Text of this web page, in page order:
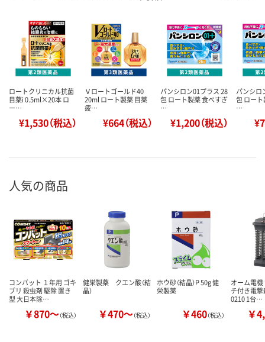
ロートクリニカル抗菌
目薬i 0.5ml×20本 ロ
ー…
¥1,530（税込）
Ｖロートゴールド40
20ml ロート製薬 目薬
疲…
¥664（税込）
パンシロン01プラス 28
包 ロート製薬 食べすぎ
…
¥1,200（税込）
パンシロ
包 ロー
…
人気の商品
コンバット １年用 ゴキ
ブリ 殺虫剤 駆除 置き
型 大日本除…
￥870～（税込）
健栄製薬 クエン酸（結
晶）
￥470～（税込）
ホウ砂（結晶）P 50g 健
栄製薬
￥460（税込）
オーム電
チ付き電
0210 1台…
￥